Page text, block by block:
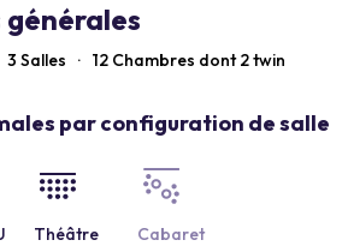
3 Salles · 12 Chambres dont 2 twin
par configuration de salle
Théâtre Cabaret